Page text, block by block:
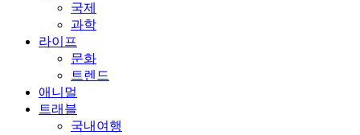
국제
과학
라이프
문화
트렌드
애니멀
트래블
국내여행